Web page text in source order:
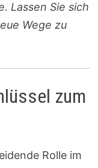
Lassen Sie sich
Wege zu
zum
Rolle im